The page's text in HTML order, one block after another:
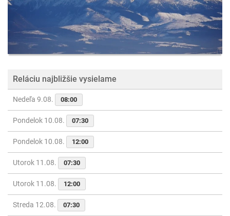
Reláciu najbližšie vysielame
Nedeľa 9.08. 08:00
Pondelok 10.08. 07:30
Pondelok 10.08. 12:00
Utorok 11.08. 07:30
Utorok 11.08. 12:00
Streda 12.08. 07:30